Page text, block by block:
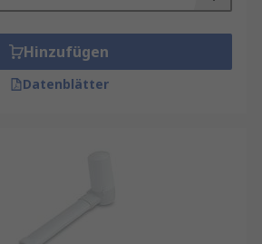
Hinzufügen
Datenblätter